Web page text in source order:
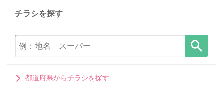
チラシを探す
都道府県からチラシを探す